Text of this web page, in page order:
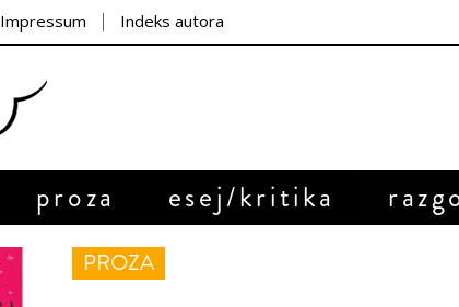
Impressum Indeks autora
proza esej/kritika
PROZA